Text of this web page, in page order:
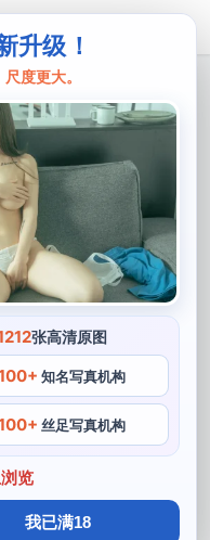
升级！
度更大。
张高清原图
知名写真机构
丝足写真机构
览
我已满18
图片曝光
泱的作品合集中。也
了七套不同角色的
特点展现得淋漓尽
从《刀剑神域》的亚丝